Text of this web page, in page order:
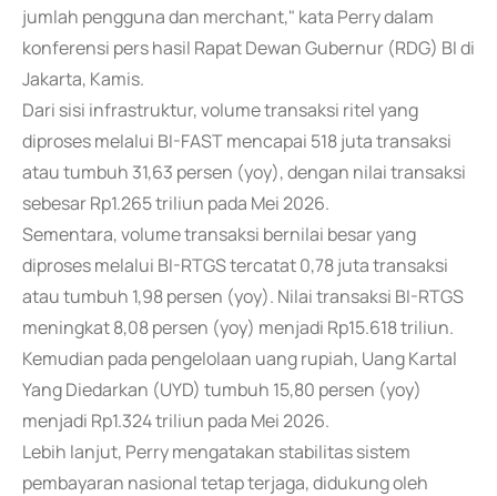
jumlah pengguna dan merchant," kata Perry dalam
konferensi pers hasil Rapat Dewan Gubernur (RDG) BI di
Jakarta, Kamis.
Dari sisi infrastruktur, volume transaksi ritel yang
diproses melalui BI-FAST mencapai 518 juta transaksi
atau tumbuh 31,63 persen (yoy), dengan nilai transaksi
sebesar Rp1.265 triliun pada Mei 2026.
Sementara, volume transaksi bernilai besar yang
diproses melalui BI-RTGS tercatat 0,78 juta transaksi
atau tumbuh 1,98 persen (yoy). Nilai transaksi BI-RTGS
meningkat 8,08 persen (yoy) menjadi Rp15.618 triliun.
Kemudian pada pengelolaan uang rupiah, Uang Kartal
Yang Diedarkan (UYD) tumbuh 15,80 persen (yoy)
menjadi Rp1.324 triliun pada Mei 2026.
Lebih lanjut, Perry mengatakan stabilitas sistem
pembayaran nasional tetap terjaga, didukung oleh